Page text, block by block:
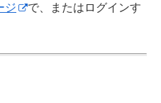
ジ
で、またはログインす